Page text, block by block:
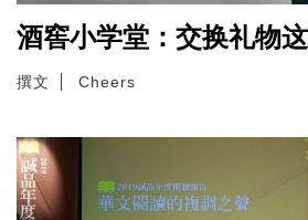
酒窖小学堂：交换礼物
撰文 Cheers